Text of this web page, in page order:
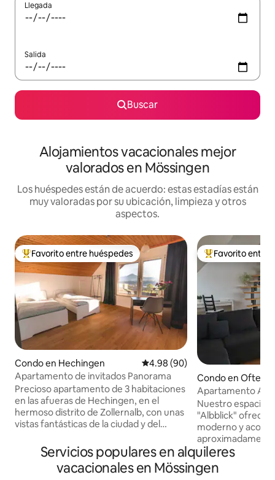
Llegada
Salida
Buscar
Alojamientos vacacionales mejor
valorados en Mössingen
Los huéspedes están de acuerdo: estas estadías están
muy valoradas por su ubicación, limpieza y otros
aspectos.
Favorito entre huéspedes preferido
Favorito entre huéspedes
Condo en Hechingen Calificación promedio: 4.98 de
4.98 (90)
Apartamento de invitados Panorama
Precioso apartamento de 3 habitaciones
en las afueras de Hechingen, en el
hermoso distrito de Zollernalb, con unas
vistas fantásticas de la ciudad y del
apartamento está amueblado con estilo
y modernidad, tiene una cocina recién
equipada, un baño con ducha y WC, así
Favorito entre
Favorito entre
Condo en
Apartamento
Nuestro
"Albblick" ofrece
moderno y
cuadrados. El
primer piso.
comedor con
Servicios populares en alquileres
vacacionales en Mössingen